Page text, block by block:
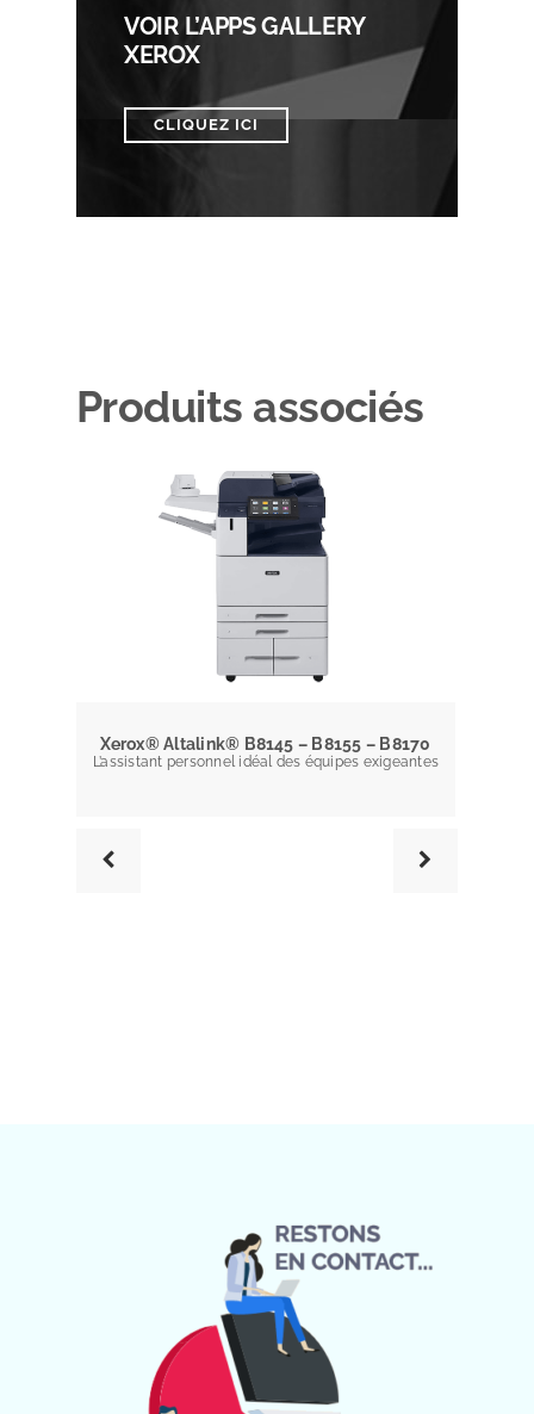
VOIR L’APPS GALLERY
XEROX
CLIQUEZ ICI
Produits associés
Xerox® Altalink® B8145 – B8155 – B8170
L’assistant personnel idéal des équipes exigeantes